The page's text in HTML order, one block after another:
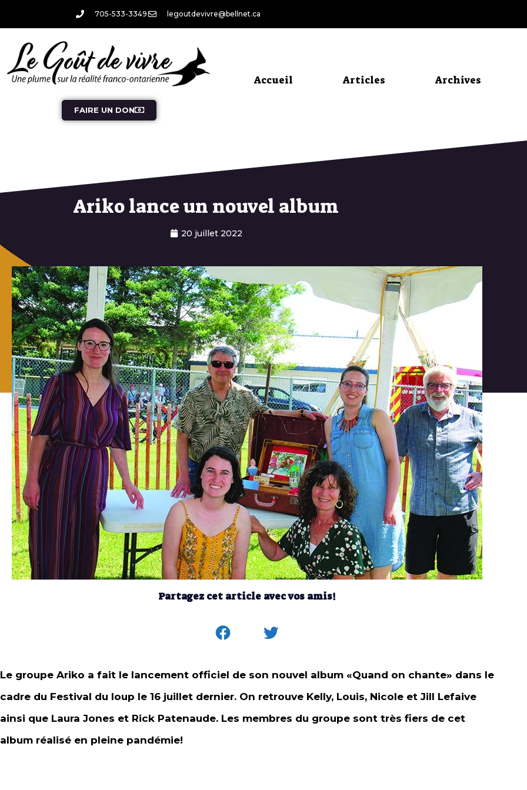
705-533-3349 legoutdevivre@bellnet.ca
FAIRE UN DON
Accueil Articles Archives
Ariko lance un nouvel album
20 juillet 2022
Partagez cet article avec vos amis!
Le groupe Ariko a fait le lancement officiel de son nouvel album «Quand on chante» dans le
cadre du Festival du loup le 16 juillet dernier. On retrouve Kelly, Louis, Nicole et Jill Lefaive
ainsi que Laura Jones et Rick Patenaude. Les membres du groupe sont très fiers de cet
album réalisé en pleine pandémie!